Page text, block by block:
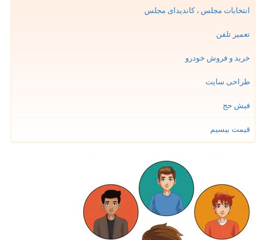
انتخابات مجلس ، کاندیدای مجلس
تعمیر تلفن
خرید و فروش خودرو
طراحی سایت
فیش حج
قیمت بیسیم